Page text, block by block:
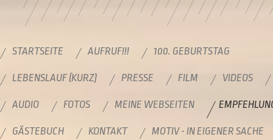
STARTSEITE AUFRUF!!! 100. GEBURTSTAG
LEBENSLAUF (KURZ) PRESSE FILM VIDEOS
AUDIO FOTOS MEINE WEBSEITEN
GÄSTEBUCH KONTAKT MOTIV - IN EIGENER SACHE